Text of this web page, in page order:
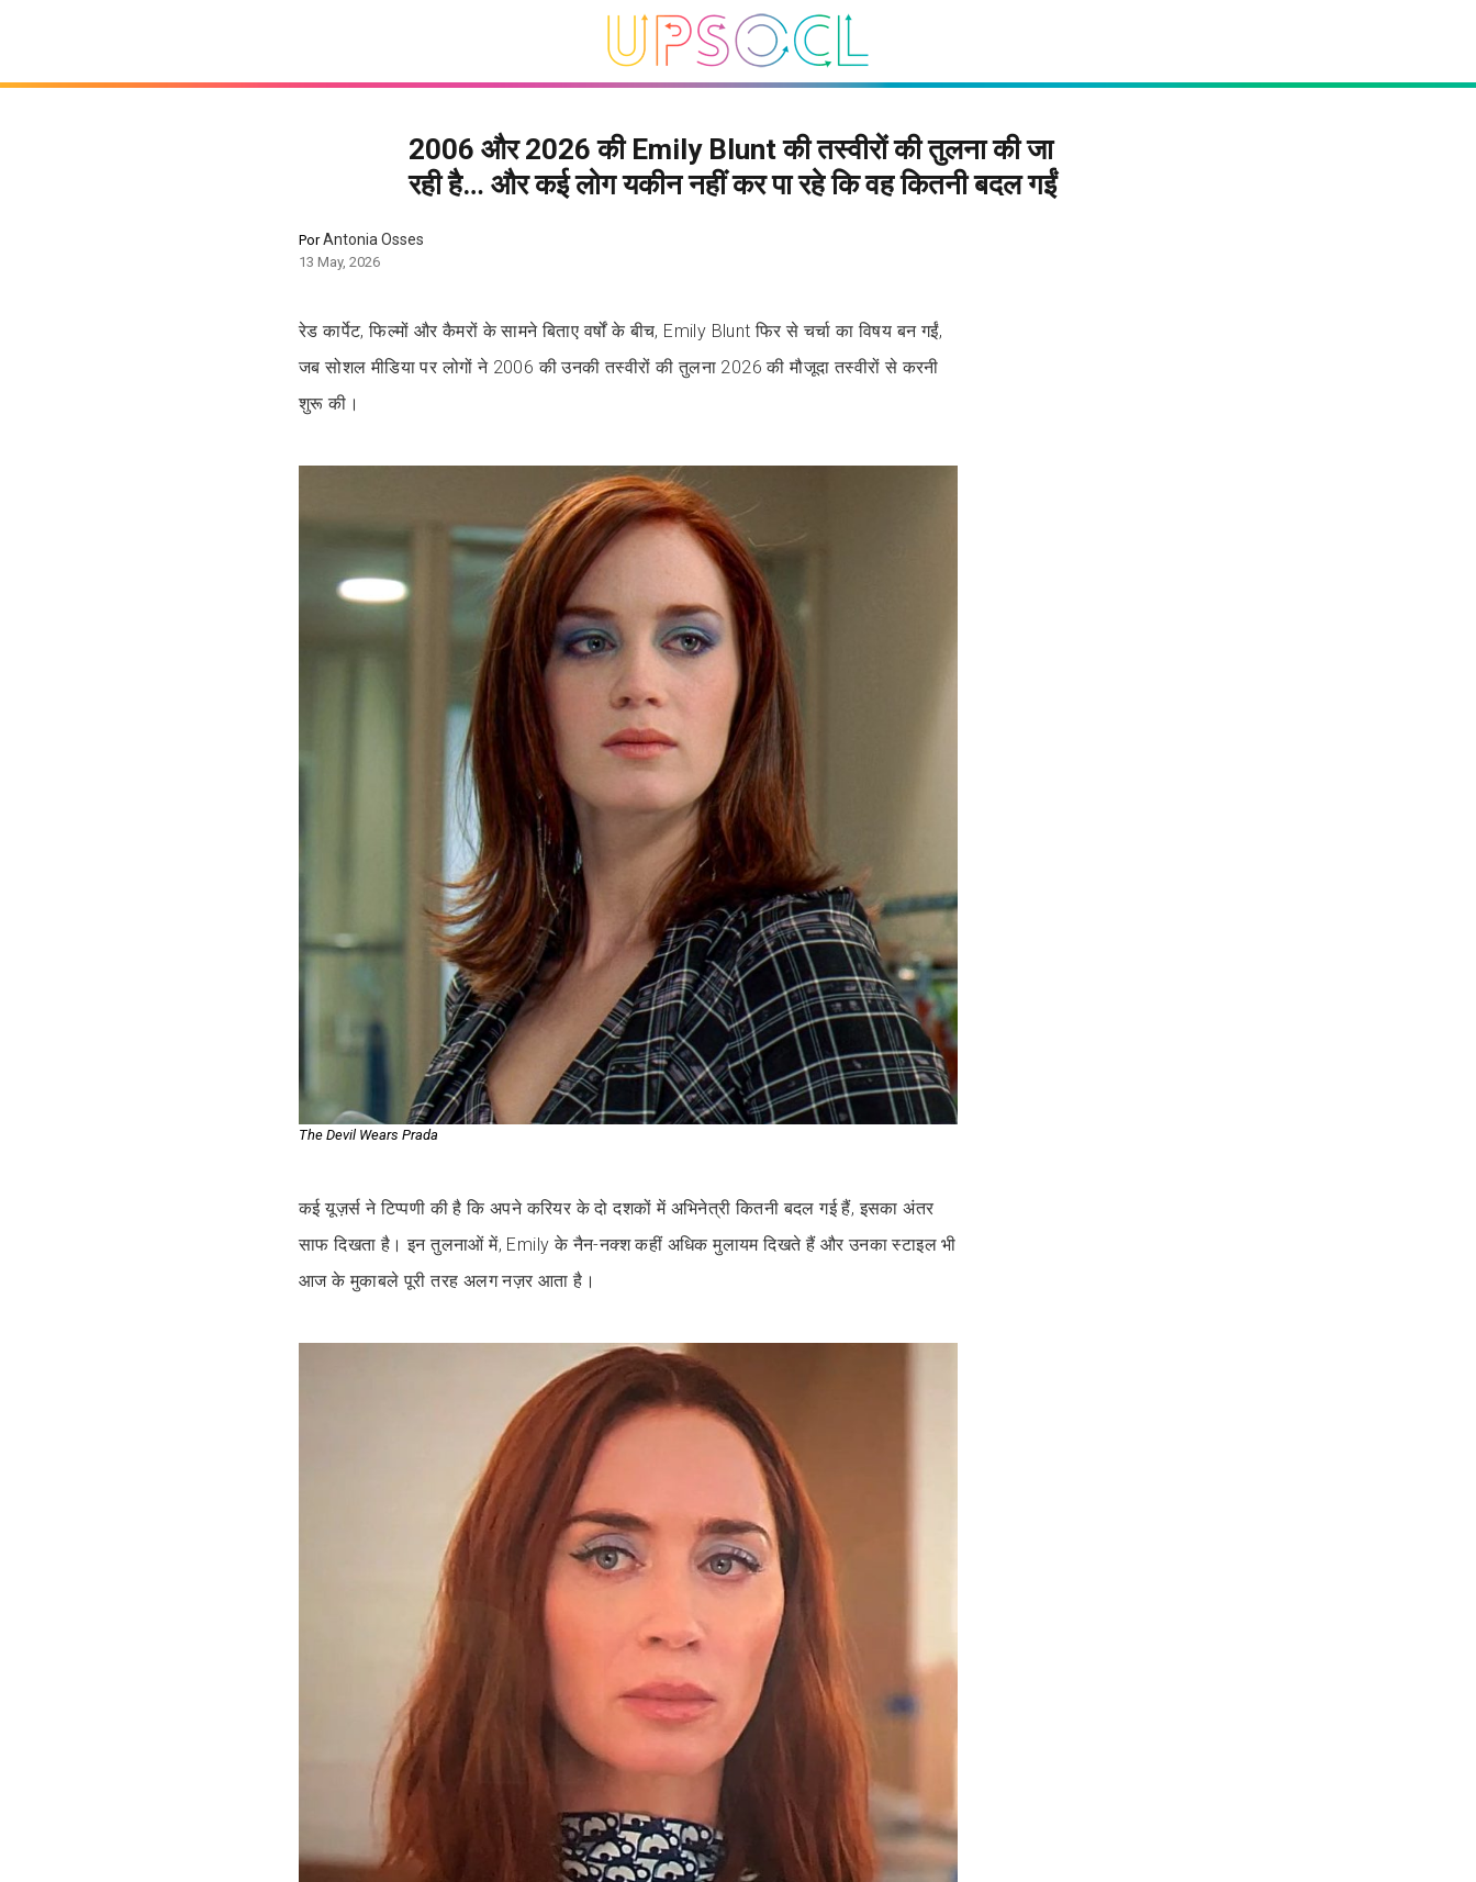
2006 और 2026 की Emily Blunt की तस्वीरों की तुलना की जा
रही है… और कई लोग यकीन नहीं कर पा रहे कि वह कितनी बदल गईं
PorAntonia Osses
13 May, 2026
रेड कार्पेट, फिल्मों और कैमरों के सामने बिताए वर्षों के बीच, Emily Blunt फिर से चर्चा का विषय बन गईं,
जब सोशल मीडिया पर लोगों ने 2006 की उनकी तस्वीरों की तुलना 2026 की मौजूदा तस्वीरों से करनी
शुरू की।
The Devil Wears Prada
कई यूज़र्स ने टिप्पणी की है कि अपने करियर के दो दशकों में अभिनेत्री कितनी बदल गई हैं, इसका अंतर
साफ दिखता है। इन तुलनाओं में, Emily के नैन-नक्श कहीं अधिक मुलायम दिखते हैं और उनका स्टाइल भी
आज के मुकाबले पूरी तरह अलग नज़र आता है।